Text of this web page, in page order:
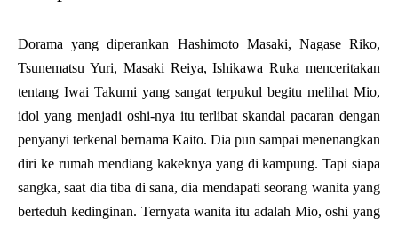
Dorama yang diperankan Hashimoto Masaki, Nagase Riko,
Tsunematsu Yuri, Masaki Reiya, Ishikawa Ruka menceritakan
tentang Iwai Takumi yang sangat terpukul begitu melihat Mio,
idol yang menjadi oshi-nya itu terlibat skandal pacaran dengan
penyanyi terkenal bernama Kaito. Dia pun sampai menenangkan
diri ke rumah mendiang kakeknya yang di kampung. Tapi siapa
sangka, saat dia tiba di sana, dia mendapati seorang wanita yang
berteduh kedinginan. Ternyata wanita itu adalah Mio, oshi yang